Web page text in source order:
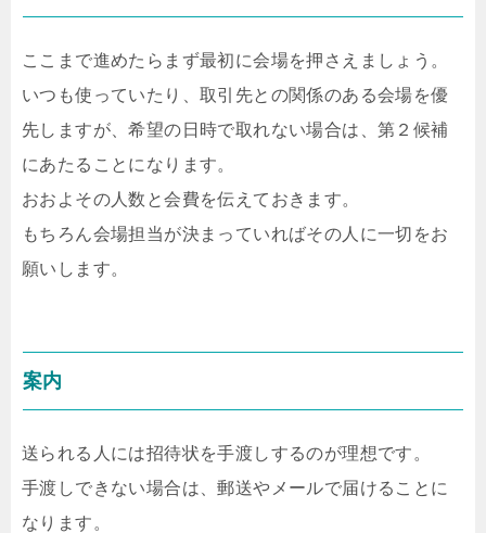
ここまで進めたらまず最初に会場を押さえましょう。
いつも使っていたり、取引先との関係のある会場を優
先しますが、希望の日時で取れない場合は、第２候補
にあたることになります。
おおよその人数と会費を伝えておきます。
もちろん会場担当が決まっていればその人に一切をお
願いします。
案内
送られる人には招待状を手渡しするのが理想です。
手渡しできない場合は、郵送やメールで届けることに
なります。